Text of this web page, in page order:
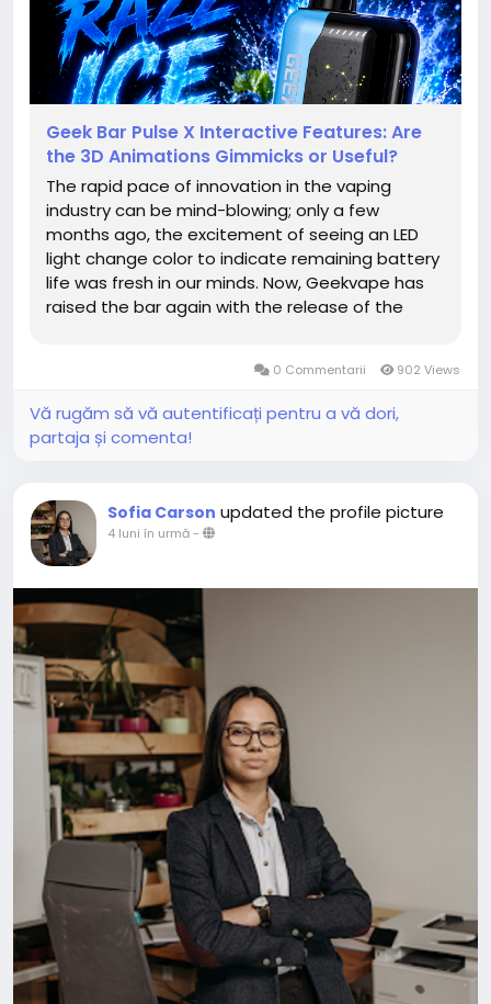
Geek Bar Pulse X Interactive Features: Are
the 3D Animations Gimmicks or Useful?
The rapid pace of innovation in the vaping
industry can be mind-blowing; only a few
months ago, the excitement of seeing an LED
light change color to indicate remaining battery
life was fresh in our minds. Now, Geekvape has
raised the bar again with the release of the
shows very cool 3D animations of...
0 Commentarii 902 Views
Vă rugăm să vă autentificați pentru a vă dori,
partaja și comenta!
Sofia Carson updated the profile picture
4 luni în urmă-